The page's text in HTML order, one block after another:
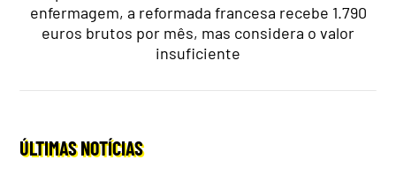
enfermagem, a reformada francesa recebe 1.790
euros brutos por mês, mas considera o valor
insuficiente
ÚLTIMAS NOTÍCIAS